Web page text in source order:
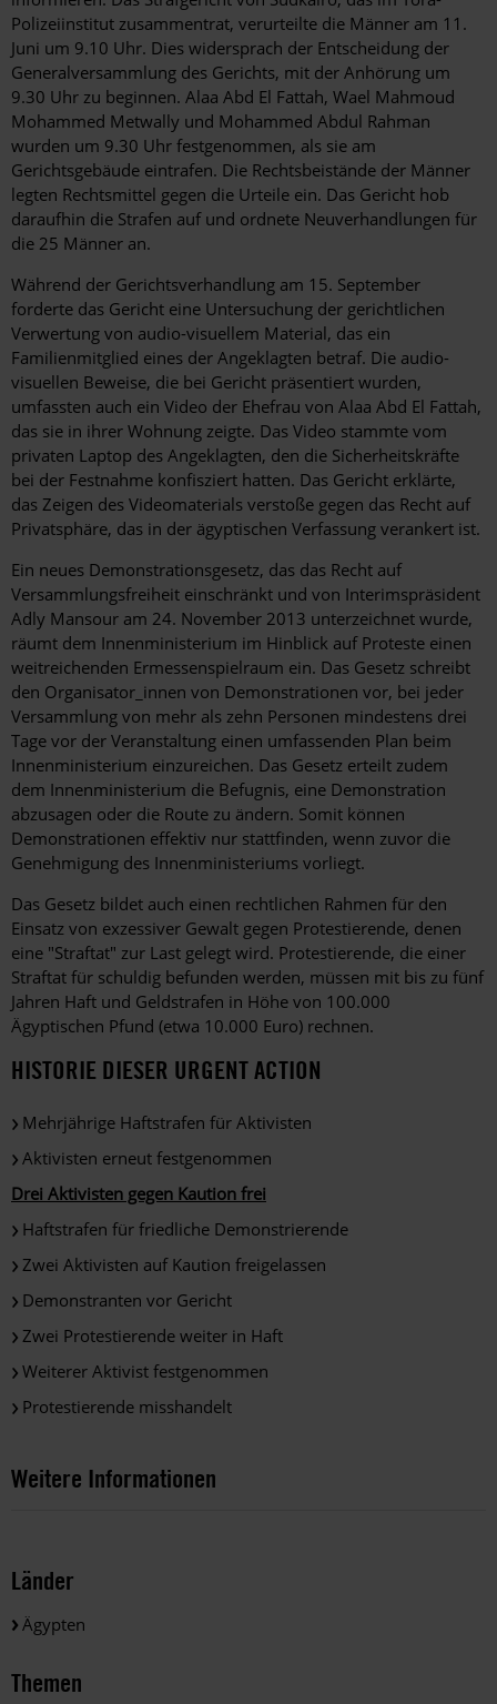
Polizeiinstitut zusammentrat, verurteilte die Männer am 11.
Juni um 9.10 Uhr. Dies widersprach der Entscheidung der
Generalversammlung des Gerichts, mit der Anhörung um
9.30 Uhr zu beginnen. Alaa Abd El Fattah, Wael Mahmoud
Mohammed Metwally und Mohammed Abdul Rahman
wurden um 9.30 Uhr festgenommen, als sie am
Gerichtsgebäude eintrafen. Die Rechtsbeistände der Männer
legten Rechtsmittel gegen die Urteile ein. Das Gericht hob
daraufhin die Strafen auf und ordnete Neuverhandlungen für
die 25 Männer an.
Während der Gerichtsverhandlung am 15. September
forderte das Gericht eine Untersuchung der gerichtlichen
Verwertung von audio-visuellem Material, das ein
Familienmitglied eines der Angeklagten betraf. Die audio-
visuellen Beweise, die bei Gericht präsentiert wurden,
umfassten auch ein Video der Ehefrau von Alaa Abd El Fattah,
das sie in ihrer Wohnung zeigte. Das Video stammte vom
privaten Laptop des Angeklagten, den die Sicherheitskräfte
bei der Festnahme konfisziert hatten. Das Gericht erklärte,
das Zeigen des Videomaterials verstoße gegen das Recht auf
Privatsphäre, das in der ägyptischen Verfassung verankert ist.
Ein neues Demonstrationsgesetz, das das Recht auf
Versammlungsfreiheit einschränkt und von Interimspräsident
Adly Mansour am 24. November 2013 unterzeichnet wurde,
räumt dem Innenministerium im Hinblick auf Proteste einen
weitreichenden Ermessenspielraum ein. Das Gesetz schreibt
den Organisator_innen von Demonstrationen vor, bei jeder
Versammlung von mehr als zehn Personen mindestens drei
Tage vor der Veranstaltung einen umfassenden Plan beim
Innenministerium einzureichen. Das Gesetz erteilt zudem
dem Innenministerium die Befugnis, eine Demonstration
abzusagen oder die Route zu ändern. Somit können
Demonstrationen effektiv nur stattfinden, wenn zuvor die
Genehmigung des Innenministeriums vorliegt.
Das Gesetz bildet auch einen rechtlichen Rahmen für den
Einsatz von exzessiver Gewalt gegen Protestierende, denen
eine "Straftat" zur Last gelegt wird. Protestierende, die einer
Straftat für schuldig befunden werden, müssen mit bis zu fünf
Jahren Haft und Geldstrafen in Höhe von 100.000
Ägyptischen Pfund (etwa 10.000 Euro) rechnen.
HISTORIE DIESER URGENT ACTION
Mehrjährige Haftstrafen für Aktivisten
Aktivisten erneut festgenommen
Drei Aktivisten gegen Kaution frei
Haftstrafen für friedliche Demonstrierende
Zwei Aktivisten auf Kaution freigelassen
Demonstranten vor Gericht
Zwei Protestierende weiter in Haft
Weiterer Aktivist festgenommen
Protestierende misshandelt
Weitere Informationen
Länder
Ägypten
Themen